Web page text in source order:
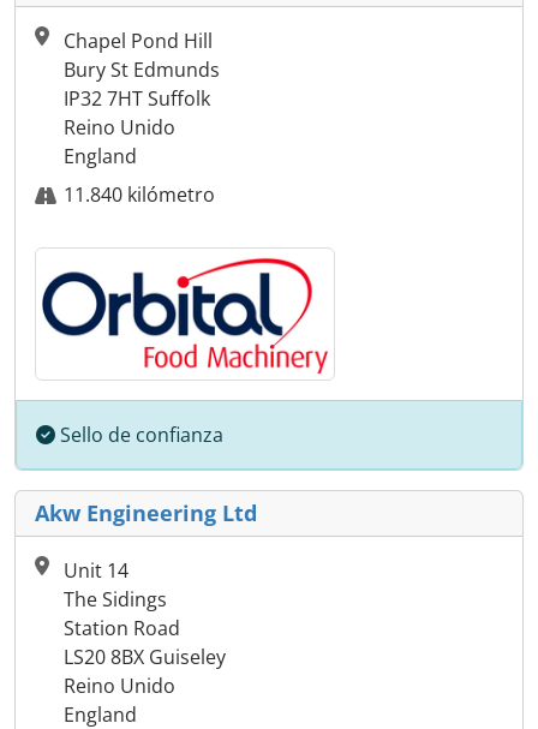
Chapel Pond Hill
Bury St Edmunds
IP32 7HT Suffolk
Reino Unido
England
11.840 kilómetro
Sello de confianza
Akw Engineering Ltd
Unit 14
The Sidings
Station Road
LS20 8BX Guiseley
Reino Unido
England